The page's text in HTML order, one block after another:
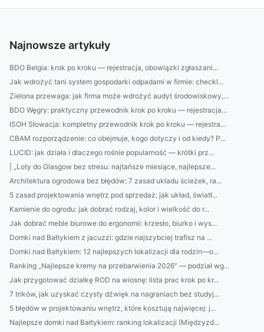
Najnowsze artykuły
BDO Belgia: krok po kroku — rejestracja, obowiązki zgłaszani...
Jak wdrożyć tani system gospodarki odpadami w firmie: checkl...
Zielona przewaga: jak firma może wdrożyć audyt środowiskowy,...
BDO Węgry: praktyczny przewodnik krok po kroku — rejestracja...
ISOH Słowacja: kompletny przewodnik krok po kroku — rejestra...
CBAM rozporządzenie: co obejmuje, kogo dotyczy i od kiedy? P...
LUCID: jak działa i dlaczego rośnie popularność — krótki prz...
| „Loty do Glasgow bez stresu: najtańsze miesiące, najlepsze...
Architektura ogrodowa bez błędów: 7 zasad układu ścieżek, ra...
5 zasad projektowania wnętrz pod sprzedaż: jak układ, światł...
Kamienie do ogrodu: jak dobrać rodzaj, kolor i wielkość do r...
Jak dobrać meble biurowe do ergonomii: krzesło, biurko i wys...
Domki nad Bałtykiem z jacuzzi: gdzie najszybciej trafisz na ...
Domki nad Bałtykiem: 12 najlepszych lokalizacji dla rodzin—o...
Ranking „Najlepsze kremy na przebarwienia 2026” — podział wg...
Jak przygotować działkę ROD na wiosnę: lista prac krok po kr...
7 trików, jak uzyskać czysty dźwięk na nagraniach bez studyj...
5 błędów w projektowaniu wnętrz, które kosztują najwięcej: j...
Najlepsze domki nad Bałtykiem: ranking lokalizacji (Międzyzd...